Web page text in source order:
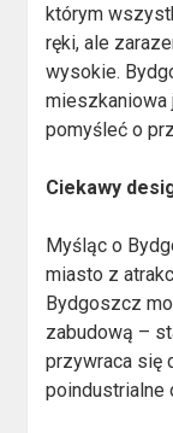
którym
ręki, ale
wysokie.
mieszkaniowa
pomyśleć o
Ciekawy
Myśląc o
miasto z
Bydgoszcz
zabudową –
przywraca się
poindustrialne